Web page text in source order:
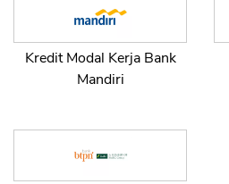
Kredit Modal Kerja Bank
Mandiri